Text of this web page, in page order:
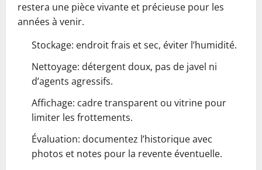
restera une pièce vivante et précieuse pour les
années à venir.
Stockage: endroit frais et sec, éviter l’humidité.
Nettoyage: détergent doux, pas de javel ni
d’agents agressifs.
Affichage: cadre transparent ou vitrine pour
limiter les frottements.
Évaluation: documentez l’historique avec
photos et notes pour la revente éventuelle.